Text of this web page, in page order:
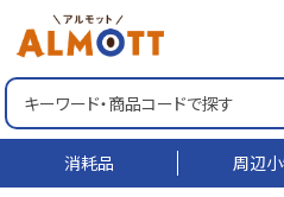
消耗品 周辺